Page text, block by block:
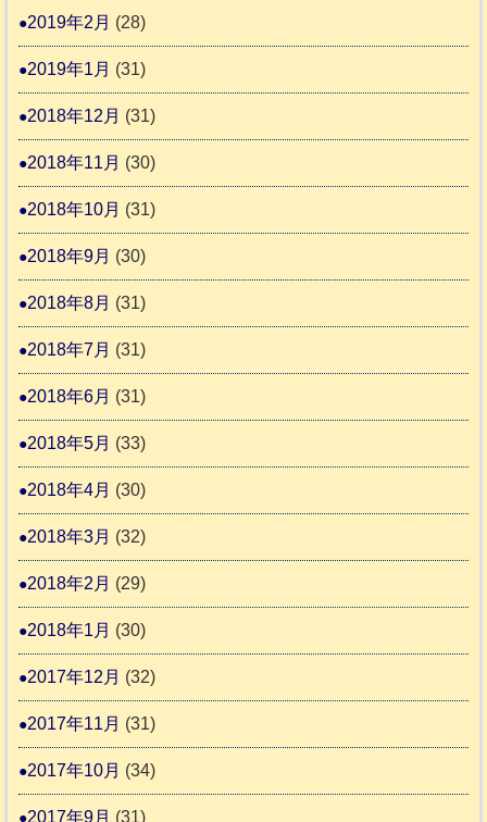
2019年2月 (28)
2019年1月 (31)
2018年12月 (31)
2018年11月 (30)
2018年10月 (31)
2018年9月 (30)
2018年8月 (31)
2018年7月 (31)
2018年6月 (31)
2018年5月 (33)
2018年4月 (30)
2018年3月 (32)
2018年2月 (29)
2018年1月 (30)
2017年12月 (32)
2017年11月 (31)
2017年10月 (34)
2017年9月 (31)